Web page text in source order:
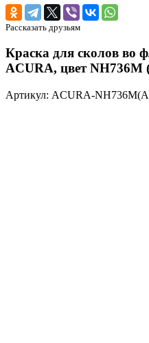
Рассказать друзьям
Краска для сколов во
ACURA, цвет
Артикул: ACURA-